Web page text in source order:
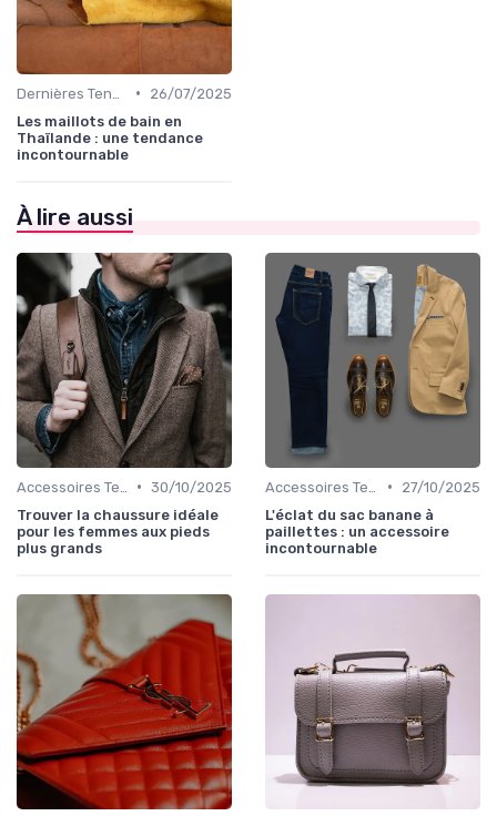
•
26/07/2025
Les maillots de bain en
Thaïlande : une tendance
incontournable
À lire aussi
• 30/10/2025
Trouver la chaussure idéale
pour les femmes aux pieds
plus grands
•
27/10/2025
L'éclat du sac banane à
paillettes : un accessoire
incontournable